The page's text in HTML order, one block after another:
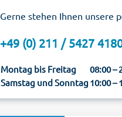
Gerne stehen Ihnen unsere
+49 (0) 211 / 5427
Montag bis Freitag
08:00 –
Samstag und Sonntag10:00 –